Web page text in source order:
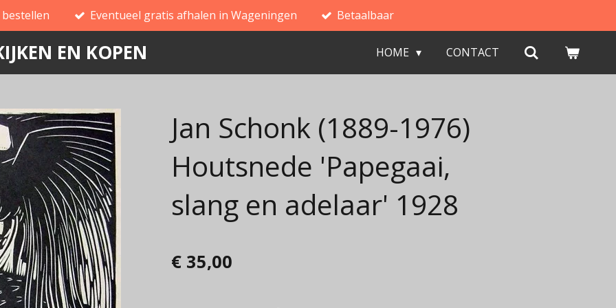
Eventueel gratis afhalen in Wageningen Betaalbaar
EN KOPEN HOME CONTACT
Jan Schonk (1889-1976)
Houtsnede 'Papegaai,
slang en adelaar' 1928
€ 35,00